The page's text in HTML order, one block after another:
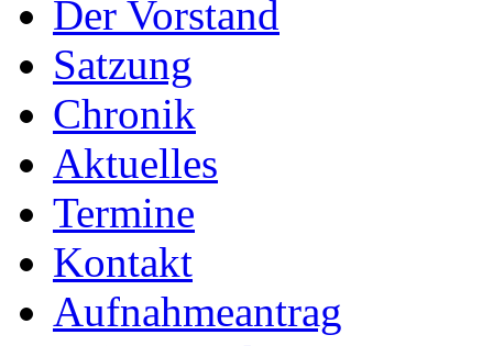
Der Vorstand
Satzung
Chronik
Aktuelles
Termine
Kontakt
Aufnahmeantrag